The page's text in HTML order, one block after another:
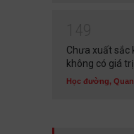
Chưa xuất sắc
không có giá trị
Học đường,